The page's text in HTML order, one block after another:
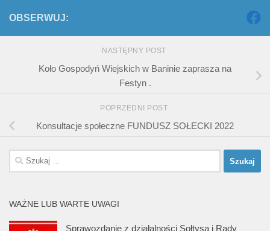
OBSERWUJ:
NASTĘPNY POST
Koło Gospodyń Wiejskich w Baninie zaprasza na
Festyn .
POPRZEDNI POST
Konsultacje społeczne FUNDUSZ SOŁECKI 2022
Szukaj:
WAŻNE LUB WARTE UWAGI
Sprawozdanie z działalności Sołtysa i Rady